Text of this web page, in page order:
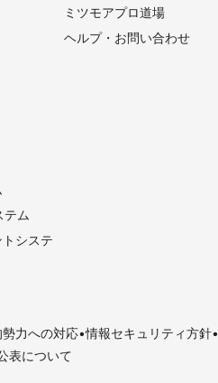
テム
システ
ミツモアプロ道場
ヘルプ・お問い合わせ
勢力への対応 情報セキュリティ方針
表について